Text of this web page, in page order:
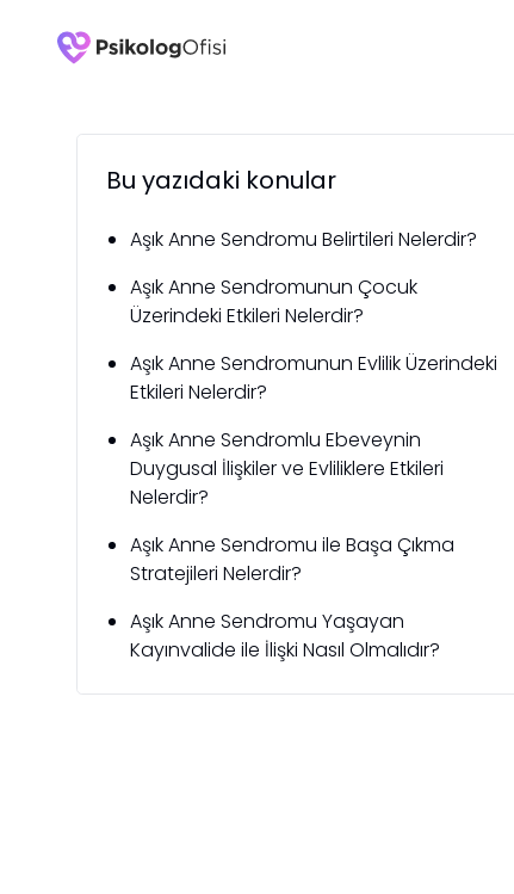
Bu yazıdaki konular
Aşık Anne Sendromu Belirtileri Nelerdir?
Aşık Anne Sendromunun Çocuk
Üzerindeki Etkileri Nelerdir?
Aşık Anne Sendromunun Evlilik Üzerindeki
Etkileri Nelerdir?
Aşık Anne Sendromlu Ebeveynin
Duygusal İlişkiler ve Evliliklere Etkileri
Nelerdir?
Aşık Anne Sendromu ile Başa Çıkma
Stratejileri Nelerdir?
Aşık Anne Sendromu Yaşayan
Kayınvalide ile İlişki Nasıl Olmalıdır?